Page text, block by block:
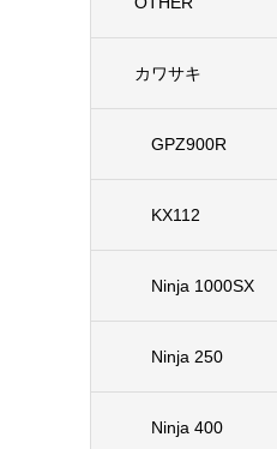
カワサキ
GPZ900R
KX112
Ninja 1000SX
Ninja 250
Ninja 400